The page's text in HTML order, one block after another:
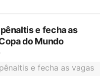
e fecha as
do Mundo